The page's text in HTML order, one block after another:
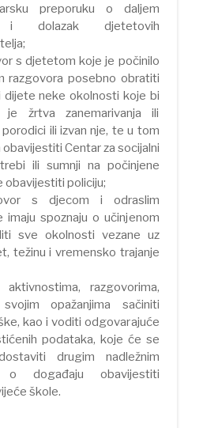
preporuku o daljem
i dolazak djetetovih
s djetetom koje je počinilo
razgovora posebno obratiti
dijete neke okolnosti koje bi
je žrtva zanemarivanja ili
ili izvan nje, te u tom
obavijestiti Centar za socijalni
ili sumnji na počinjene
obavijestiti policiju;
s djecom i odraslim
imaju spoznaju o učinjenom
sve okolnosti vezane uz
težinu i vremensko trajanje
razgovorima,
opažanjima sačiniti
kao i voditi odgovarajuće
podataka, koje će se
drugim nadležnim
događaju obavijestiti
škole.